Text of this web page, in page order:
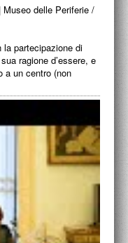
delle Periferie /
la partecipazione di
ragione d’essere, e
a un centro (non